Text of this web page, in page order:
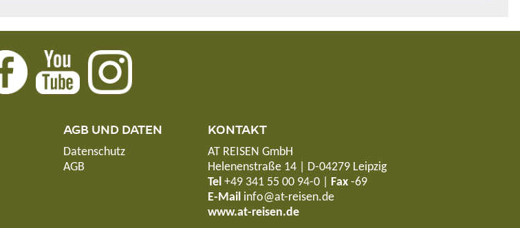
AGB UND DATEN
Datenschutz
AGB
KONTAKT
AT REISEN GmbH
Helenenstraße 14 | D-04279 Leipzig
Tel +49 341 55 00 94-0| Fax-69
E-Mail info@at-reisen.de
www.at-reisen.de